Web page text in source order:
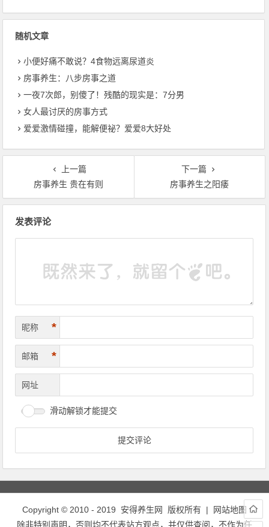
随机文章
小便好痛不敢说？4食物远离尿道炎
房事养生：八步房事之道
一夜7次郎，别傻了！残酷的现实是：7分男
女人最讨厌的房事方式
爱爱激情碰撞，能解便祕？爱爱8大好处
上一篇
房事养生 贵在有则
下一篇
房事养生之阳痿
发表评论
昵称 *
邮箱 *
网址
滑动解锁才能提交
Copyright © 2010 - 2019 安得养生网 版权所有 |
网站地图
除非特别声明，否则均不代表站方观点，并仅供查阅，不作为任